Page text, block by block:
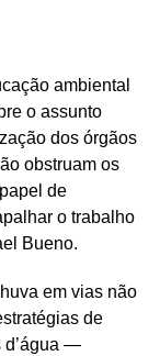
ambiental
o assunto
dos órgãos
obstruam os
de
o trabalho
Bueno.
em vias não
de
d’água —